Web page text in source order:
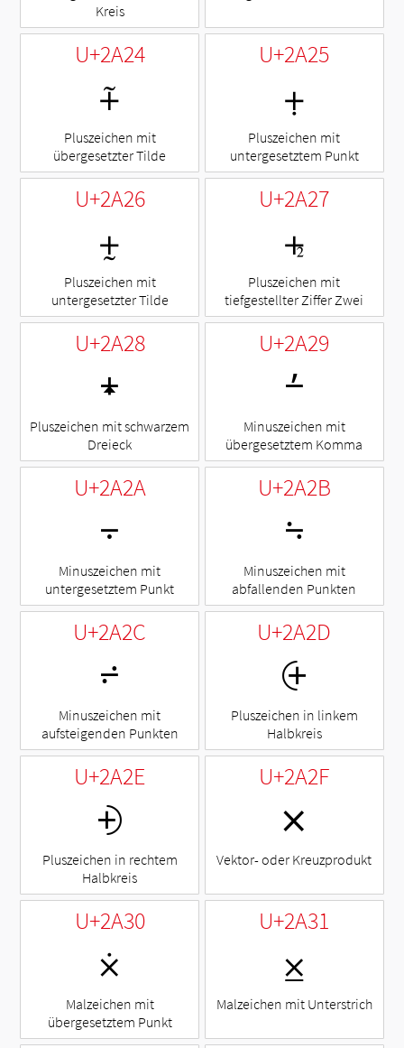
Kreis
U+2A24
⨤
Pluszeichen mit
übergesetzter Tilde
U+2A25
⨥
Pluszeichen mit
untergesetztem Punkt
U+2A26
⨦
Pluszeichen mit
untergesetzter Tilde
U+2A27
⨧
Pluszeichen mit
tiefgestellter Ziffer Zwei
U+2A28
⨨
Pluszeichen mit schwarzem
Dreieck
U+2A29
⨩
Minuszeichen mit
übergesetztem Komma
U+2A2A
⨪
Minuszeichen mit
untergesetztem Punkt
U+2A2B
⨫
Minuszeichen mit
abfallenden Punkten
U+2A2C
⨬
Minuszeichen mit
aufsteigenden Punkten
U+2A2D
⨭
Pluszeichen in linkem
Halbkreis
U+2A2E
⨮
Pluszeichen in rechtem
Halbkreis
U+2A2F
⨯
Vektor- oder Kreuzprodukt
U+2A30
⨰
Malzeichen mit
übergesetztem Punkt
U+2A31
⨱
Malzeichen mit Unterstrich